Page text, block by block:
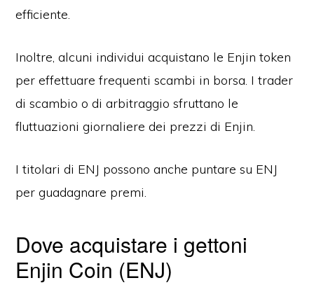
efficiente.
Inoltre, alcuni individui acquistano le Enjin token
per effettuare frequenti scambi in borsa. I trader
di scambio o di arbitraggio sfruttano le
fluttuazioni giornaliere dei prezzi di Enjin.
I titolari di ENJ possono anche puntare su ENJ
per guadagnare premi.
Dove acquistare i gettoni
Enjin Coin (ENJ)